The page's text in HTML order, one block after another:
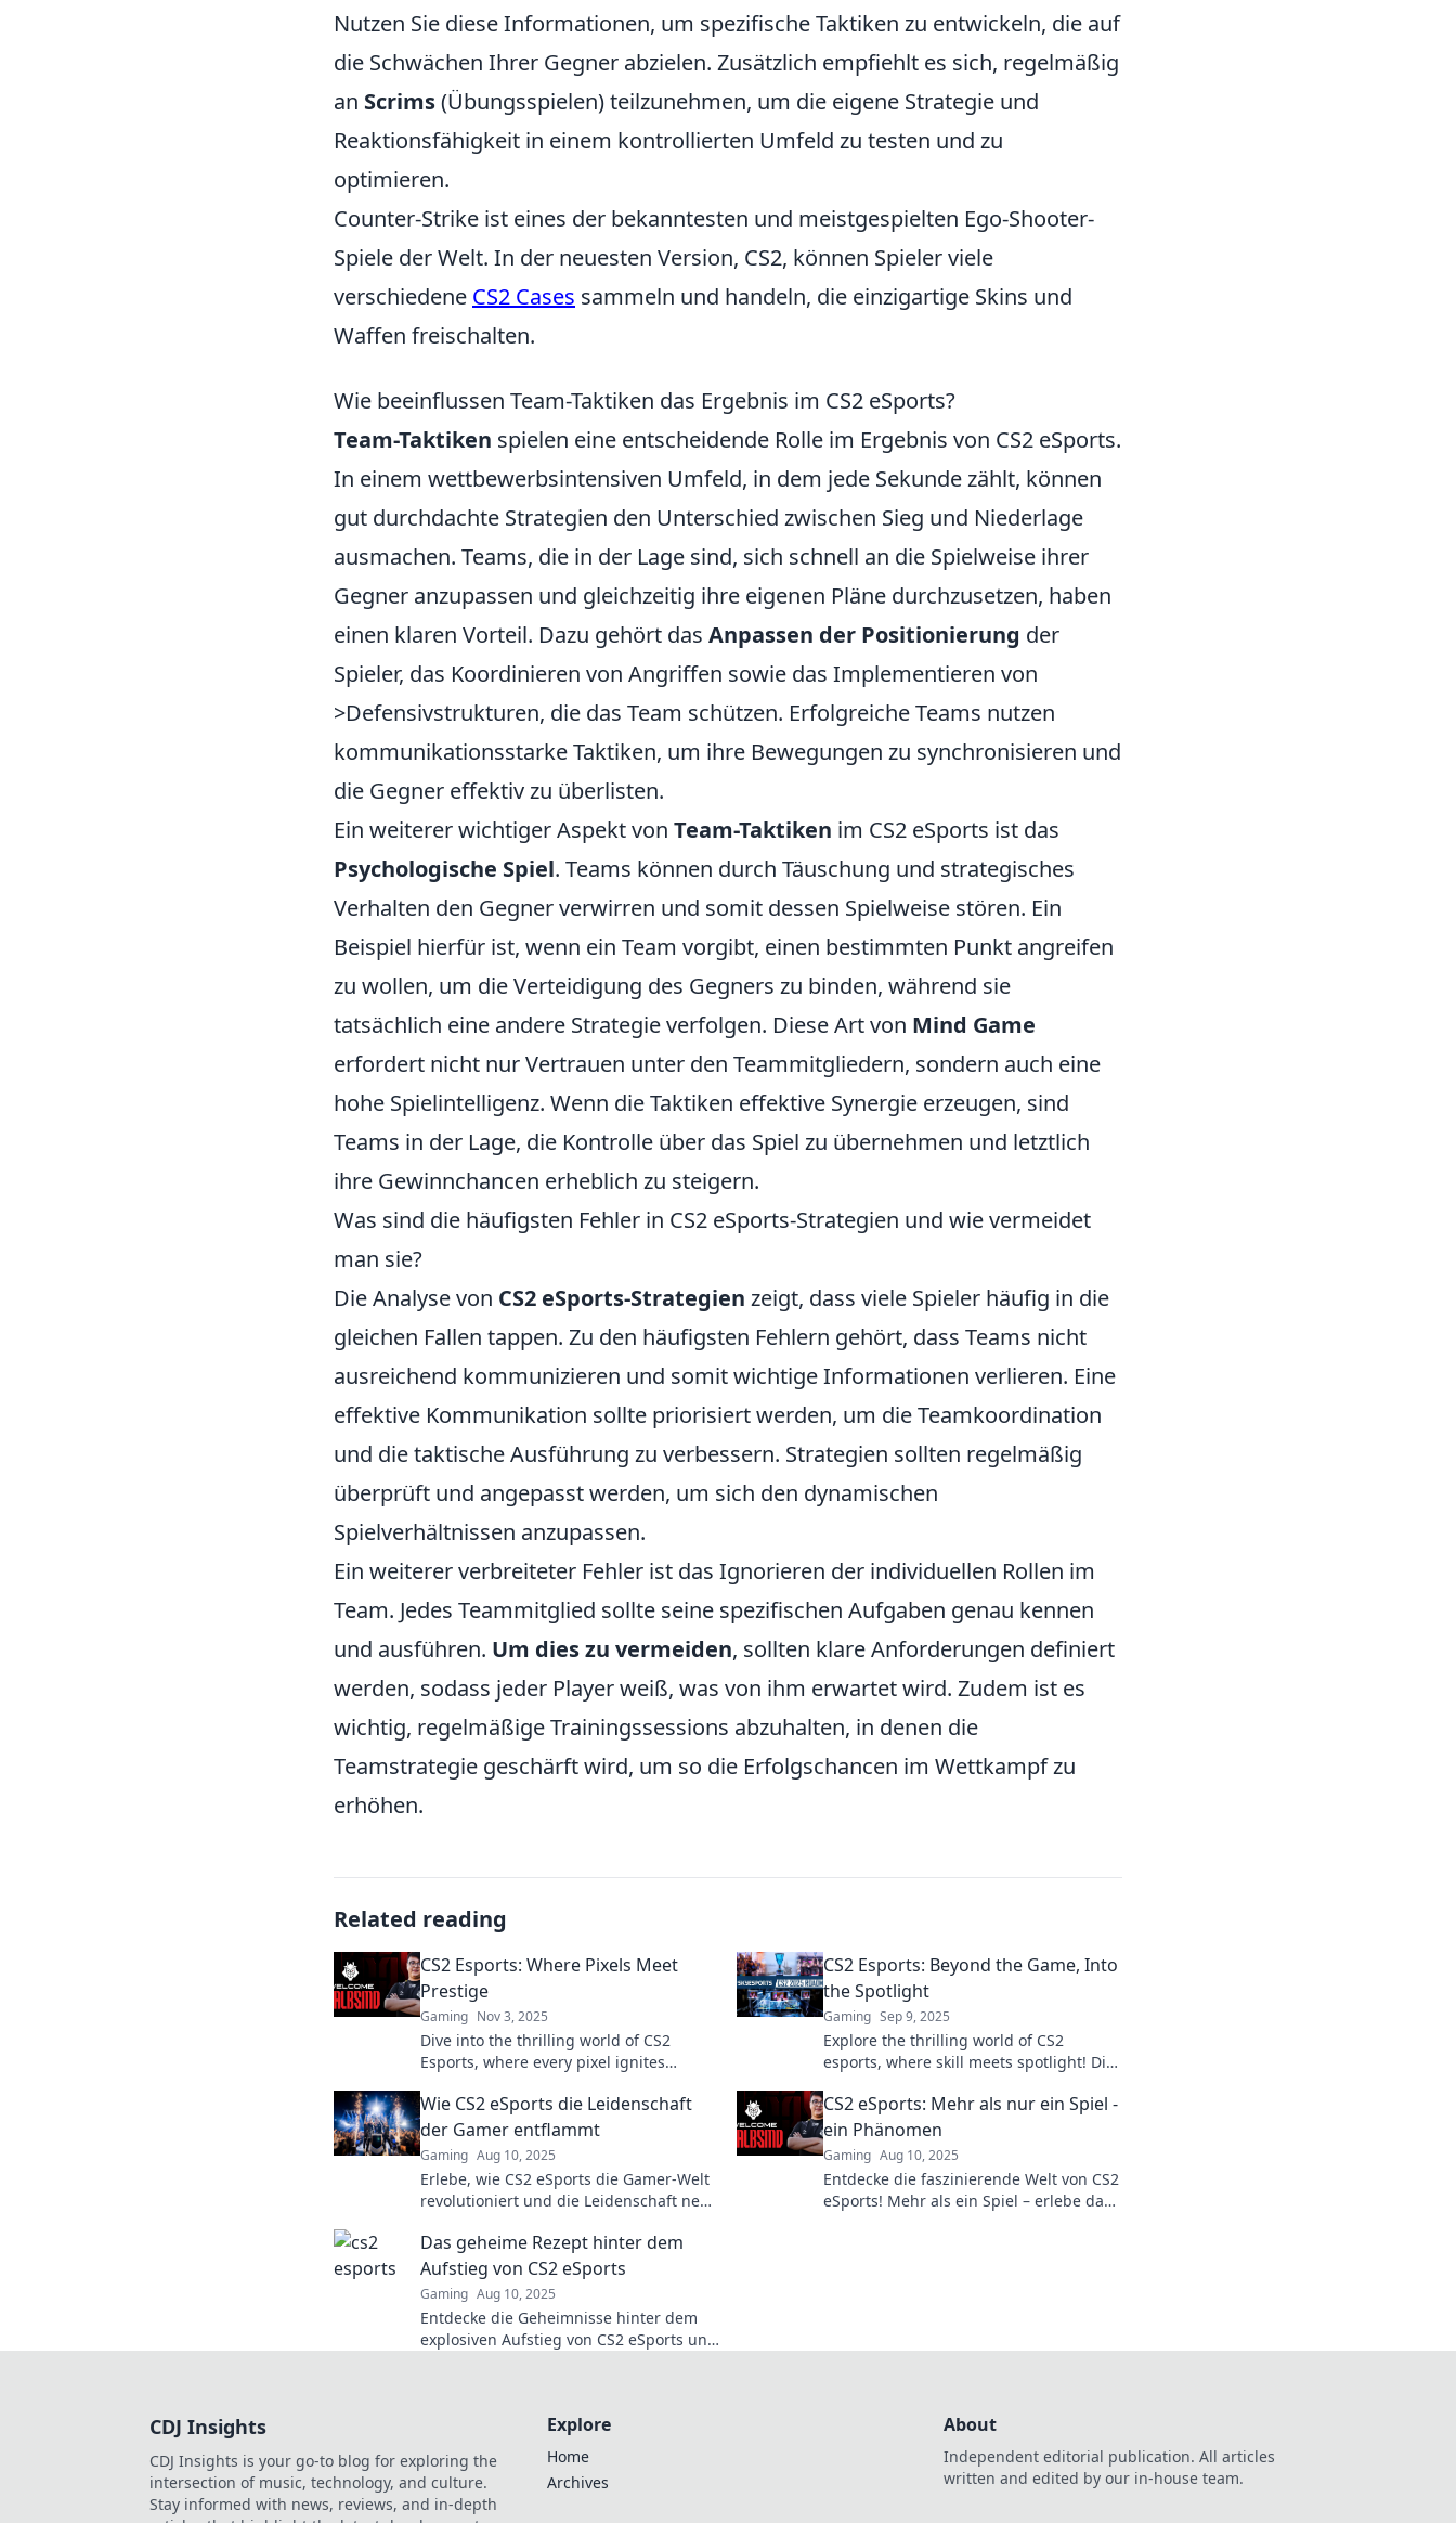
Nutzen Sie diese Informationen, um spezifische Taktiken zu entwickeln, die auf
die Schwächen Ihrer Gegner abzielen. Zusätzlich empfiehlt es sich, regelmäßig
an Scrims(Übungsspielen) teilzunehmen, um die eigene Strategie und
Reaktionsfähigkeit in einem kontrollierten Umfeld zu testen und zu
optimieren.
Counter-Strike ist eines der bekanntesten und meistgespielten Ego-Shooter-
Spiele der Welt. In der neuesten Version, CS2, können Spieler viele
verschiedene CS2 Cases sammeln und handeln, die einzigartige Skins und
Waffen freischalten.
Wie beeinflussen Team-Taktiken das Ergebnis im CS2 eSports?
Team-Taktiken spielen eine entscheidende Rolle im Ergebnis von CS2 eSports.
In einem wettbewerbsintensiven Umfeld, in dem jede Sekunde zählt, können
gut durchdachte Strategien den Unterschied zwischen Sieg und Niederlage
ausmachen. Teams, die in der Lage sind, sich schnell an die Spielweise ihrer
Gegner anzupassen und gleichzeitig ihre eigenen Pläne durchzusetzen, haben
einen klaren Vorteil. Dazu gehört das Anpassen der Positionierung der
Spieler, das Koordinieren von Angriffen sowie das Implementieren von
>Defensivstrukturen, die das Team schützen. Erfolgreiche Teams nutzen
kommunikationsstarke Taktiken, um ihre Bewegungen zu synchronisieren und
die Gegner effektiv zu überlisten.
Ein weiterer wichtiger Aspekt von Team-Taktiken im CS2 eSports ist das
Psychologische Spiel. Teams können durch Täuschung und strategisches
Verhalten den Gegner verwirren und somit dessen Spielweise stören. Ein
Beispiel hierfür ist, wenn ein Team vorgibt, einen bestimmten Punkt angreifen
zu wollen, um die Verteidigung des Gegners zu binden, während sie
tatsächlich eine andere Strategie verfolgen. Diese Art von Mind Game
erfordert nicht nur Vertrauen unter den Teammitgliedern, sondern auch eine
hohe Spielintelligenz. Wenn die Taktiken effektive Synergie erzeugen, sind
Teams in der Lage, die Kontrolle über das Spiel zu übernehmen und letztlich
ihre Gewinnchancen erheblich zu steigern.
Was sind die häufigsten Fehler in CS2 eSports-Strategien und wie vermeidet
man sie?
Die Analyse von CS2 eSports-Strategien zeigt, dass viele Spieler häufig in die
gleichen Fallen tappen. Zu den häufigsten Fehlern gehört, dass Teams nicht
ausreichend kommunizieren und somit wichtige Informationen verlieren. Eine
effektive Kommunikation sollte priorisiert werden, um die Teamkoordination
und die taktische Ausführung zu verbessern. Strategien sollten regelmäßig
überprüft und angepasst werden, um sich den dynamischen
Spielverhältnissen anzupassen.
Ein weiterer verbreiteter Fehler ist das Ignorieren der individuellen Rollen im
Team. Jedes Teammitglied sollte seine spezifischen Aufgaben genau kennen
und ausführen. Um dies zu vermeiden, sollten klare Anforderungen definiert
werden, sodass jeder Player weiß, was von ihm erwartet wird. Zudem ist es
wichtig, regelmäßige Trainingssessions abzuhalten, in denen die
Teamstrategie geschärft wird, um so die Erfolgschancen im Wettkampf zu
erhöhen.
Related reading
CS2 Esports: Where Pixels Meet
Prestige
Gaming Nov 3, 2025
Dive into the thrilling world of CS2
Esports, where every pixel ignites
and champions today!
CS2 Esports: Beyond the Game, Into
the Spotlight
Gaming Sep 9, 2025
Explore the thrilling world of CS2
esports, where skill meets spotlight! Dive
stories that captivate fans.
Wie CS2 eSports die Leidenschaft
der Gamer entflammt
Gaming Aug 10, 2025
Erlebe, wie CS2 eSports die Gamer-Welt
revolutioniert und die Leidenschaft neu
Matches und epische Battles!
CS2 eSports: Mehr als nur ein Spiel -
ein Phänomen
Gaming Aug 10, 2025
Entdecke die faszinierende Welt von CS2
eSports! Mehr als ein Spiel – erlebe das
Das geheime Rezept hinter dem
Aufstieg von CS2 eSports
Gaming Aug 10, 2025
Entdecke die Geheimnisse hinter dem
explosiven Aufstieg von CS2 eSports und
CDJ Insights
CDJ Insights is your go-to blog for exploring the
intersection of music, technology, and culture.
Stay informed with news, reviews, and in-depth
Explore
Home
Archives
About
Independent editorial publication. All articles
written and edited by our in-house team.